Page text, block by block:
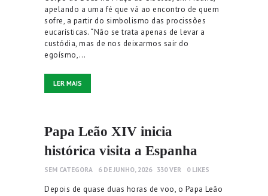
apelando a uma fé que vá ao encontro de quem
sofre, a partir do simbolismo das procissões
eucarísticas. “Não se trata apenas de levar a
custódia, mas de nos deixarmos sair do
egoísmo,…
LER MAIS
Papa Leão XIV inicia
histórica visita a Espanha
SEM CATEGORA 6 DE JUNHO, 2026 330VER 0 LIKES
Depois de quase duas horas de voo, o Papa Leão